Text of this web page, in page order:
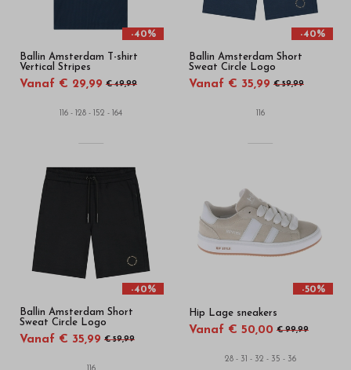
-40%
Ballin Amsterdam T-shirt
Vertical Stripes
Vanaf € 29,99 € 49,99
116 - 128 - 152 - 164
-40%
Ballin Amsterdam Short
Sweat Circle Logo
Vanaf € 35,99 € 59,99
116
-40%
Ballin Amsterdam Short
Sweat Circle Logo
Vanaf € 35,99 € 59,99
-50%
Hip Lage sneakers
Vanaf € 50,00 € 99,99
28 - 31 - 32 - 35 - 36